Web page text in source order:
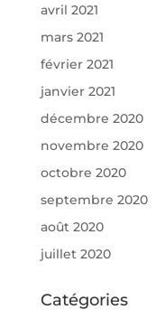
avril 2021
mars 2021
février 2021
janvier 2021
décembre 2020
novembre 2020
octobre 2020
septembre 2020
août 2020
juillet 2020
Catégories